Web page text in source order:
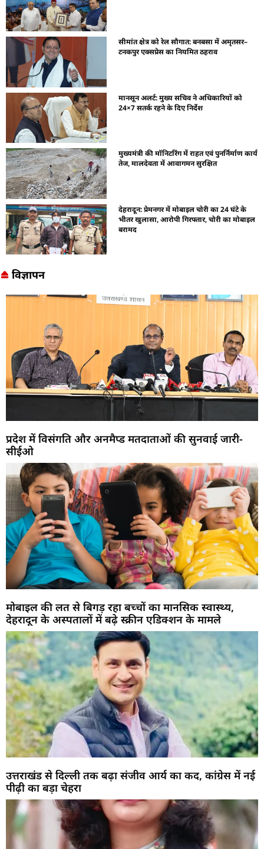
सीमांत क्षेत्र को रेल सौगात: बनबसा में अमृतसर–
टनकपुर एक्सप्रेस का नियमित ठहराव
मानसून अलर्ट: मुख्य सचिव ने अधिकारियों को
24×7 सतर्क रहने के दिए निर्देश
मुख्यमंत्री की मॉनिटरिंग में राहत एवं पुनर्निर्माण कार्य
तेज, मालदेवता में आवागमन सुरक्षित
देहरादून: प्रेमनगर में मोबाइल चोरी का 24 घंटे के
भीतर खुलासा, आरोपी गिरफ्तार, चोरी का मोबाइल
बरामद
विज्ञापन
प्रदेश में विसंगति और अनमैप्ड मतदाताओं की सुनवाई जारी-
सीईओ
मोबाइल की लत से बिगड़ रहा बच्चों का मानसिक स्वास्थ्य,
देहरादून के अस्पतालों में बढ़े स्क्रीन एडिक्शन के मामले
उत्तराखंड से दिल्ली तक बढ़ा संजीव आर्य का कद, कांग्रेस में नई
पीढ़ी का बड़ा चेहरा